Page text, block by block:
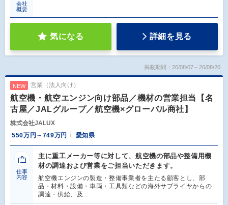
会社
概要
気になる 詳細を見る
掲載期間：26/08/07～26/08/20
NEW 営業（法人向け）
航空機・航空エンジン向け部品／機材の営業担当【名
古屋／JALグループ／航空機×グローバル商社】
株式会社JALUX
550万円～749万円
愛知県
仕事
内容
主に重工メーカー等に対して、航空機の部品や整備用機
材の調達および営業をご担当いただきます。
航空機エンジンの製造・整備事業者を主たる顧客とし、部
品・材料・設備・車両・工具類などの海外サプライヤからの
調達・供給、及…